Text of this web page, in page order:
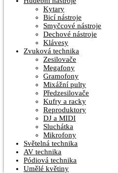
Kytary
Bicí nástroje
Smyčcové nástroje
Dechové nástroje
Klávesy
Zvuková technika
Zesilovače
Megafony
Gramofony
Mixážní pulty
Předzesilovače
Kufry a racky
Reproduktory
DJ a MIDI
Sluchátka
Mikrofony
Světelná technika
AV technika
Pódiová technika
Umělé květiny